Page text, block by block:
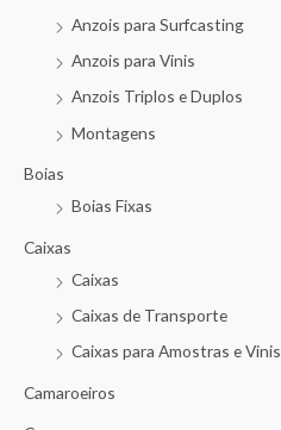
Anzois para Surfcasting
Anzois para Vinis
Anzois Triplos e Duplos
Montagens
Boias
Boias Fixas
Caixas
Caixas
Caixas de Transporte
Caixas para Amostras e Vinis
Camaroeiros